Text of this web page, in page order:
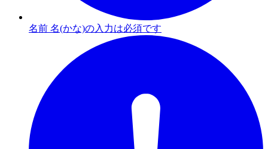
名前 名(かな)の入力は必須です